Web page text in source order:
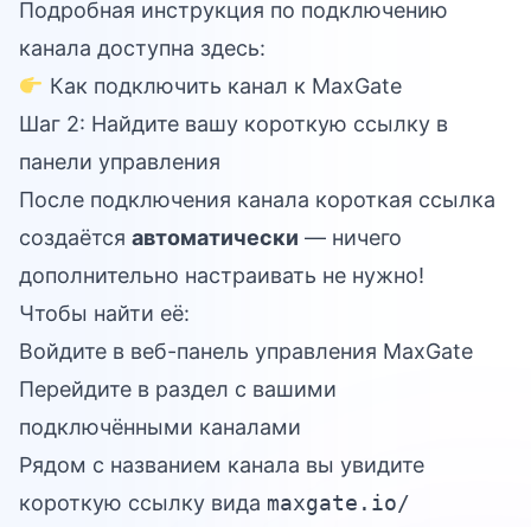
Подробная инструкция по подключению
канала доступна здесь:
Как подключить канал к MaxGate
Шаг 2: Найдите вашу короткую ссылку в
панели управления
После подключения канала короткая ссылка
создаётся автоматически — ничего
дополнительно настраивать не нужно!
Чтобы найти её:
Войдите в веб-панель управления MaxGate
Перейдите в раздел с вашими
подключёнными каналами
Рядом с названием канала вы увидите
короткую ссылку вида maxgate.io/